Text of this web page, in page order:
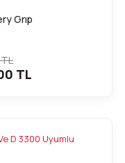
Grıp
TL